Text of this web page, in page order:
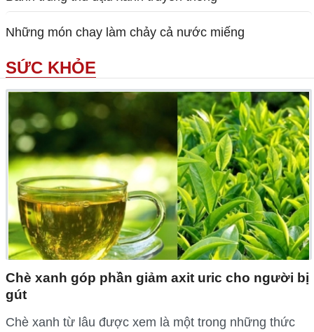
Những món chay làm chảy cả nước miếng
SỨC KHỎE
Chè xanh góp phần giảm axit uric cho người bị
gút
Chè xanh từ lâu được xem là một trong những thức